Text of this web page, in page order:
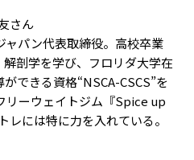
さん
ャパン代表取締役。高校卒業
剖学を学び、フロリダ大学在
できる資格“NSCA-CSCS”を
リーウェイトジム『Spice up
には特に力を入れている。